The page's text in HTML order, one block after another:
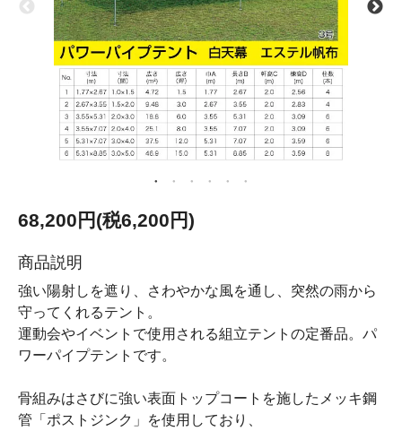
68,200円(税6,200円)
商品説明
強い陽射しを遮り、さわやかな風を通し、突然の雨から
守ってくれるテント。
運動会やイベントで使用される組立テントの定番品。パ
ワーパイプテントです。
骨組みはさびに強い表面トップコートを施したメッキ鋼
管「ポストジンク」を使用しており、